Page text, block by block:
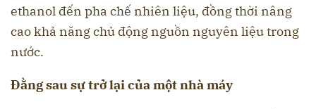
ethanol đến pha chế nhiên liệu, đồng thời nâng
cao khả năng chủ động nguồn nguyên liệu trong
nước.
Đằng sau sự trở lại của một nhà máy